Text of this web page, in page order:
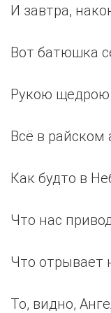
И завтра,
Вот батюшка
Рукою щедрою
Всё в райском
Как будто в
Что нас
Что отрывает
То, видно,